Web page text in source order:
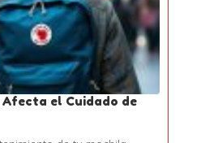
Afecta el Cuidado de